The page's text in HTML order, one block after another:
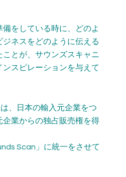
をしている時に、どのよ
ジネスをどのように伝える
とが、サウンズスキャニ
ンスピレーションを与えて
、日本の輸入元企業をつ
企業からの独占販売権を得
Scan」に統一をさせて